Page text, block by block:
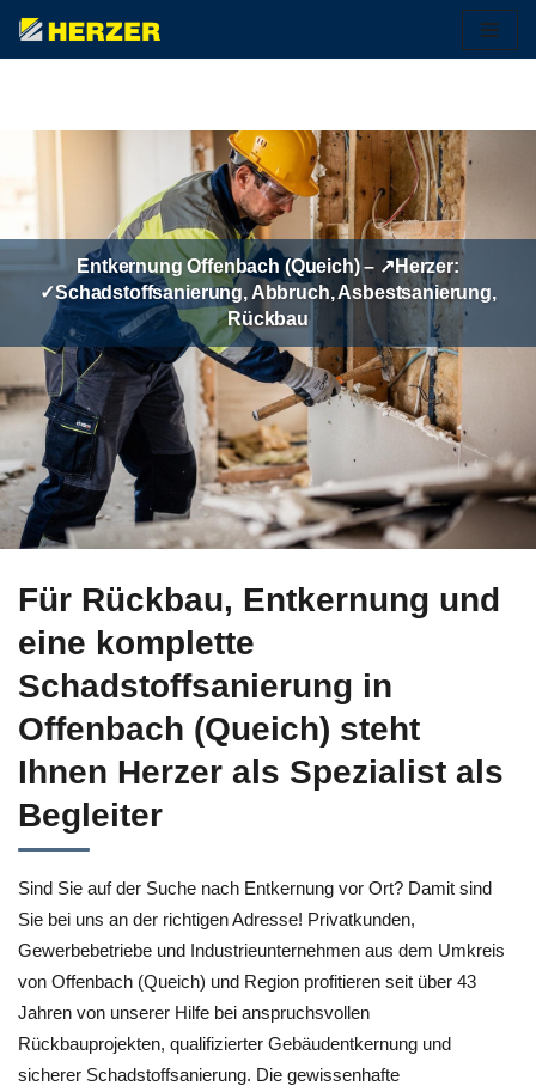
Zum
Entkernung Offenbach (Queich) – ↗️Herzer:
✓Schadstoffsanierung, Abbruch, Asbestsanierung,
Rückbau
Für Rückbau, Entkernung und
eine komplette
Schadstoffsanierung in
Offenbach (Queich) steht
Ihnen Herzer als Spezialist als
Begleiter
Sind Sie auf der Suche nach Entkernung vor Ort? Damit sind
Sie bei uns an der richtigen Adresse! Privatkunden,
Gewerbebetriebe und Industrieunternehmen aus dem Umkreis
von Offenbach (Queich) und Region profitieren seit über 43
Jahren von unserer Hilfe bei anspruchsvollen
Rückbauprojekten, qualifizierter Gebäudentkernung und
sicherer Schadstoffsanierung. Die gewissenhafte